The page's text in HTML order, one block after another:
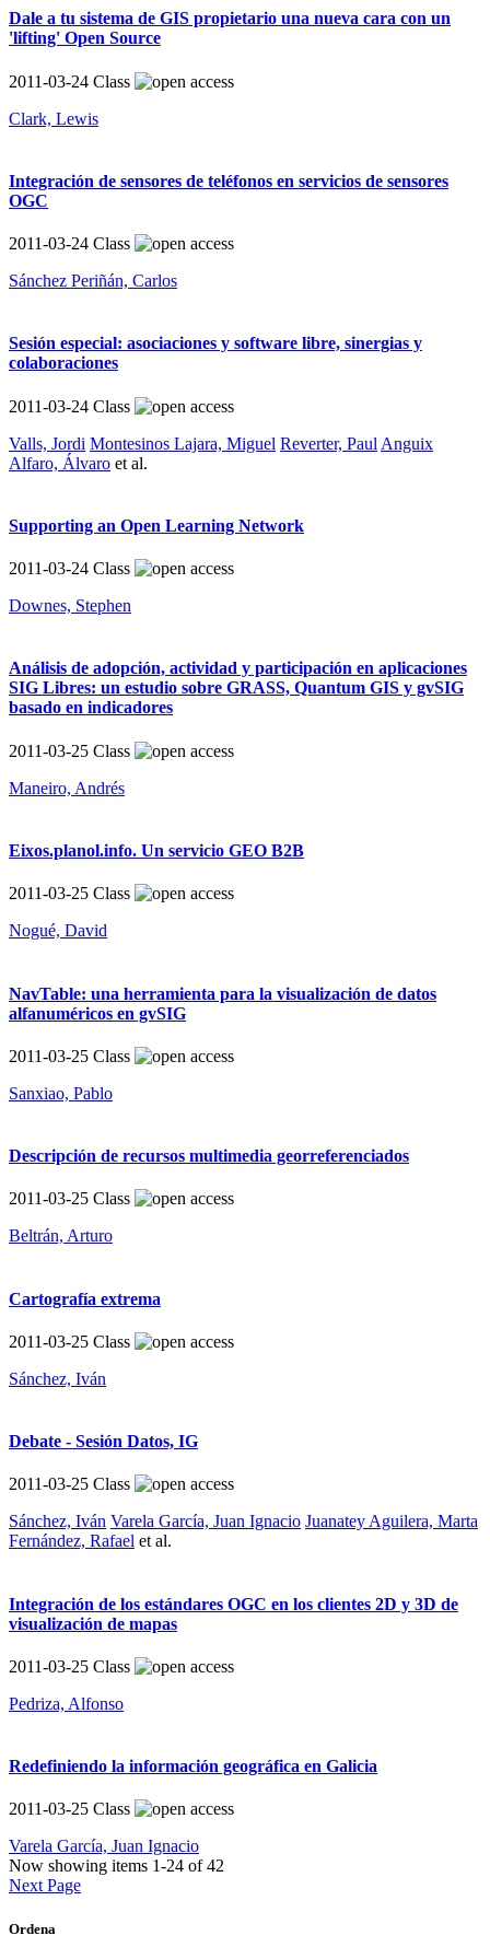
Dale a tu sistema de GIS propietario una nueva cara con un
'lifting' Open Source
2011-03-24 Class
Clark, Lewis
Integración de sensores de teléfonos en servicios de sensores
OGC
2011-03-24 Class
Sánchez Periñán, Carlos
Sesión especial: asociaciones y software libre, sinergias y
colaboraciones
2011-03-24 Class
Valls, Jordi Montesinos Lajara, Miguel Reverter, Paul Anguix
Alfaro, Álvaro et al.
Supporting an Open Learning Network
2011-03-24 Class
Downes, Stephen
Análisis de adopción, actividad y participación en aplicaciones
SIG Libres: un estudio sobre GRASS, Quantum GIS y gvSIG
basado en indicadores
2011-03-25 Class
Maneiro, Andrés
Eixos.planol.info. Un servicio GEO B2B
2011-03-25 Class
Nogué, David
NavTable: una herramienta para la visualización de datos
alfanuméricos en gvSIG
2011-03-25 Class
Sanxiao, Pablo
Descripción de recursos multimedia georreferenciados
2011-03-25 Class
Beltrán, Arturo
Cartografía extrema
2011-03-25 Class
Sánchez, Iván
Debate - Sesión Datos, IG
2011-03-25 Class
Sánchez, Iván Varela García, Juan Ignacio Juanatey Aguilera, Marta
Fernández, Rafael et al.
Integración de los estándares OGC en los clientes 2D y 3D de
visualización de mapas
2011-03-25 Class
Pedriza, Alfonso
Redefiniendo la información geográfica en Galicia
2011-03-25 Class
Varela García, Juan Ignacio
Now showing items 1-24 of 42
Next Page
Ordena